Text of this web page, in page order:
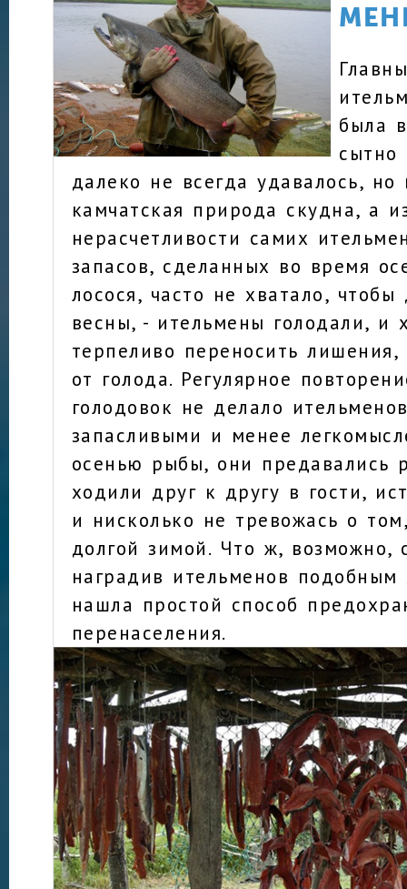
была
сытно
далеко не всегда удавалось, но
камчатская природа скудна, а
нерасчетливости самих
запасов, сделанных во время
лосося, часто не хватало, чтобы
весны, - ительмены голодали, и
терпеливо переносить
от голода. Регулярное
голодовок не делало
запасливыми и менее
осенью рыбы, они предавались
ходили друг к другу в гости,
и нисколько не тревожась о
долгой зимой. Что ж, возможно,
наградив ительменов подобным
нашла простой способ
перенаселения.